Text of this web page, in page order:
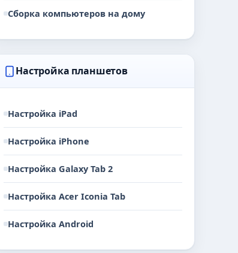
Сборка компьютеров на дому
Настройка планшетов
Настройка iPad
Настройка iPhone
Настройка Galaxy Tab 2
Настройка Acer Iconia Tab
Настройка Android